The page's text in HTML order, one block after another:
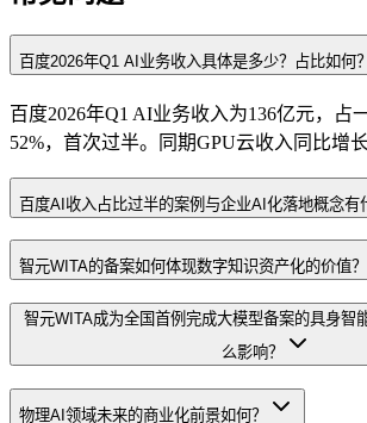
百度2026年Q1 AI业务收入具体是多少？占比如何？
百度2026年Q1 AI业务收入为136亿元，占
52%，首次过半。同期GPU云收入同比增长
百度AI收入占比过半的案例与企业AI化落地概念有
智元WITA的备案如何体现数字知识资产化的价值？
智元WITA成为全国首例完成大模型备案的具身智
么影响？
物理AI领域未来的商业化前景如何？